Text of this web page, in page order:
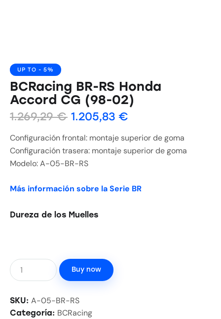
UP TO - 5%
BCRacing BR-RS Honda
Accord CG (98-02)
1.269,29€ 1.205,83 €
Configuración frontal: montaje superior de goma
Configuración trasera: montaje superior de goma
Modelo: A-05-BR-RS
Más información sobre la Serie BR
Dureza de los Muelles
Buy now
SKU: A-05-BR-RS
Categoría: BCRacing